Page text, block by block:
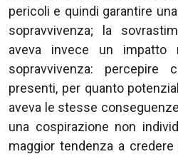
pericoli e quindi garantire
sopravvivenza; la
aveva invece un impatto
sopravvivenza: percepire
presenti, per quanto
aveva le stesse
una cospirazione non
maggior tendenza a